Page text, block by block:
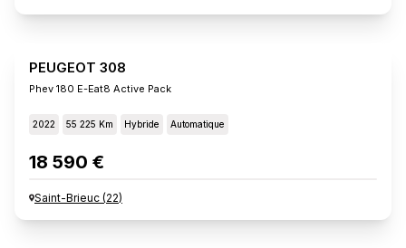
PEUGEOT 308
Phev 180 E-Eat8 Active Pack
2022 55 225 Km Hybride Automatique
18 590 €
Saint-Brieuc (22)